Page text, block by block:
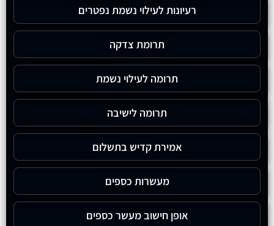
רעיונות לעילוי נשמת נפטרים
תרומת צדקה
תרומה לעילוי נשמת
תרומה לישיבה
אמירת קדיש בתשלום
מעשרות כספים
אופן חישוב מעשר כספים